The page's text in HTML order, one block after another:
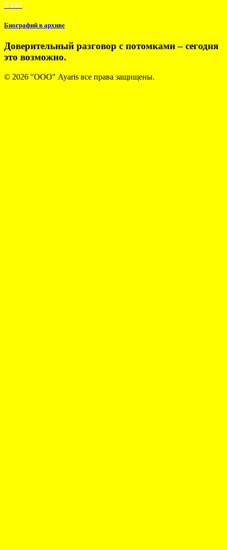
3 150
Биографий в архиве
Доверительный разговор с потомками – сегодня
это возможно.
© 2026 "ООО" Ayaris все права защищены.